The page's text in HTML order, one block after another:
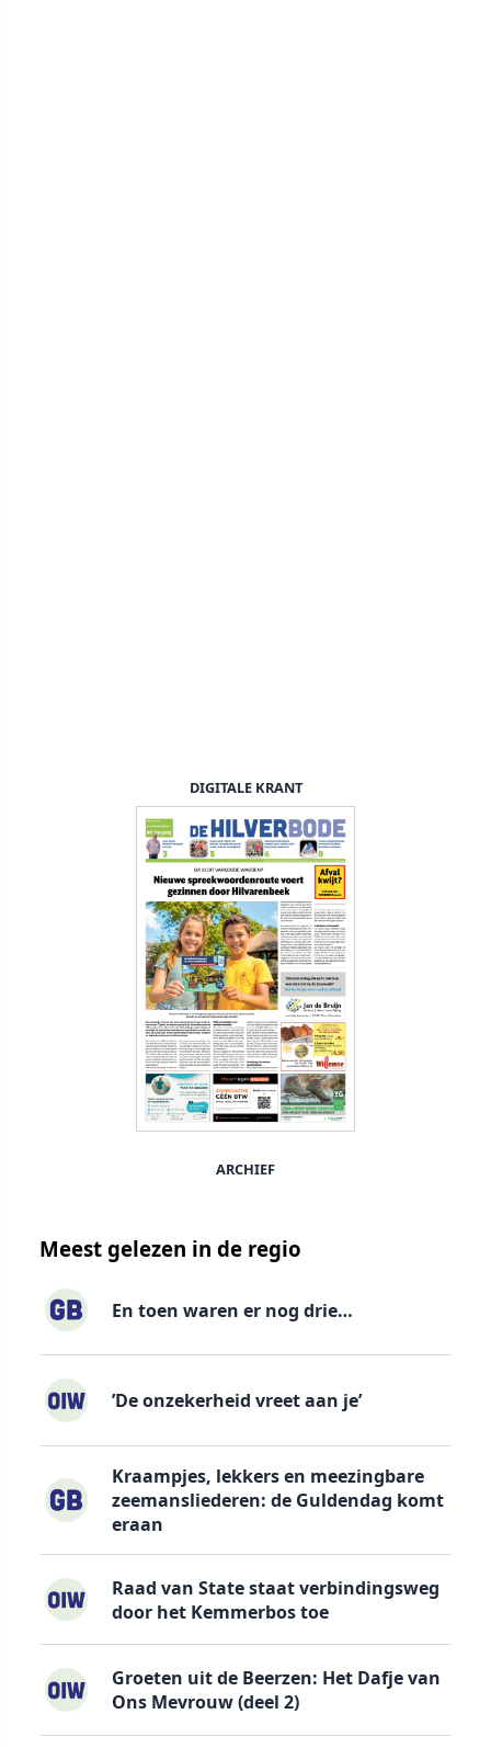
DIGITALE KRANT
ARCHIEF
Meest gelezen in de regio
En toen waren er nog drie…
’De onzekerheid vreet aan je’
Kraampjes, lekkers en meezingbare
zeemansliederen: de Guldendag komt
eraan
Raad van State staat verbindingsweg
door het Kemmerbos toe
Groeten uit de Beerzen: Het Dafje van
Ons Mevrouw (deel 2)